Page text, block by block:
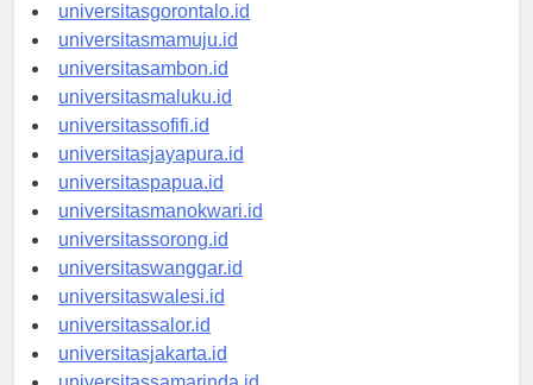
universitaskendari.id
universitasgorontalo.id
universitasmamuju.id
universitasambon.id
universitasmaluku.id
universitassofifi.id
universitasjayapura.id
universitaspapua.id
universitasmanokwari.id
universitassorong.id
universitaswanggar.id
universitaswalesi.id
universitassalor.id
universitasjakarta.id